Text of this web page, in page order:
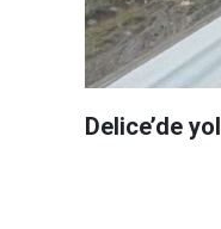
Delice’de